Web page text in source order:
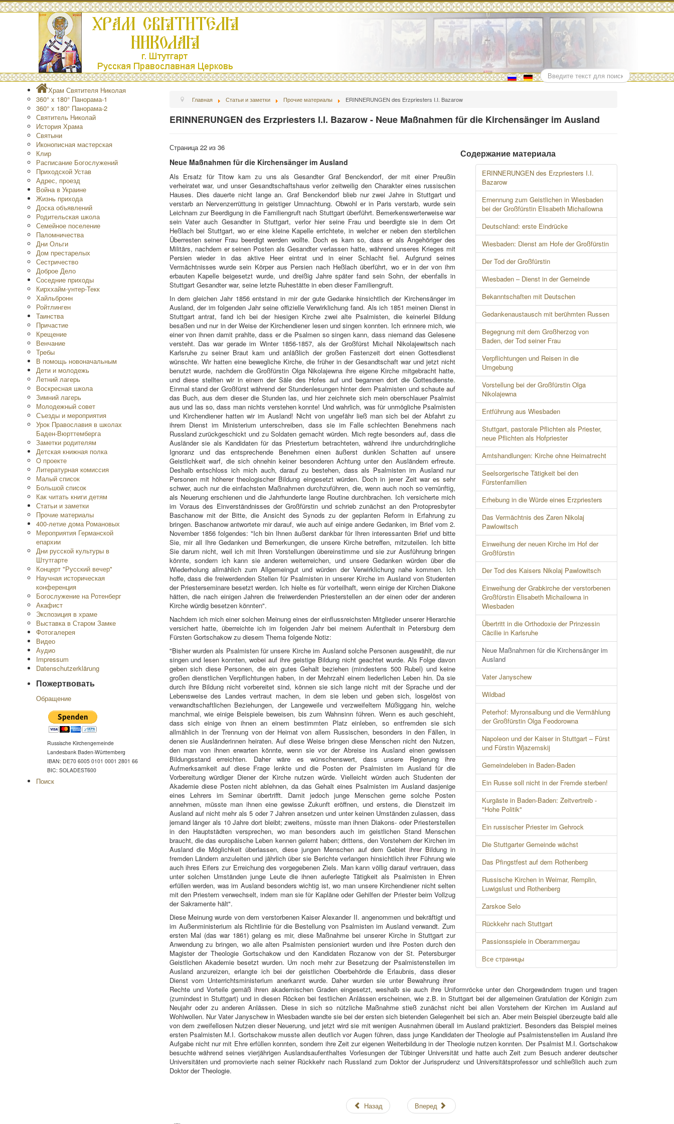
Поиск
Храм Святителя Николая
360° x 180° Панорама-1
360° x 180° Панорама-2
Святитель Николай
История Храма
Святыни
Иконописная мастерская
Клир
Расписание Богослужений
Приходской Устав
Адрес, проезд
Война в Украине
Жизнь прихода
Доска объявлений
Родительская школа
Семейное поселение
Паломничества
Дни Ольги
Дом престарелых
Сестричество
Доброе Дело
Соседние приходы
Кирххайм-унтер-Текк
Хайльбронн
Ройтлинген
Таинства
Причастие
Крещение
Венчание
Требы
В помощь новоначальным
Дети и молодежь
Летний лагерь
Воскресная школа
Зимний лагерь
Молодежный совет
Съезды и мероприятия
Урок Православия в школах
Баден-Вюрттемберга
Заметки родителям
Детская книжная полка
O проекте
Литературная комиссия
Малый список
Большой список
Как читать книги детям
Статьи и заметки
Прочие материалы
400-летие дома Романовых
Мероприятия Германской
епархии
Дни русской культуры в
Штутгарте
Концерт "Русский вечер"
Научная историческая
конференция
Богослужение на Ротенберг
Акафист
Экспозиция в храме
Выставка в Старом Замке
Фотогалерея
Видео
Аудио
Impressum
Datenschutzerklärung
Пожертвовать
Обращение
Russische Kirchengemeinde
Landesbank Baden-Württemberg
IBAN: DE70 6005 0101 0001 2801 66
BIC: SOLADEST600
Поиск
Главная Статьи и заметки Прочие материалы ERINNERUNGEN des Erzpriesters I.I. Bazarow
ERINNERUNGEN des Erzpriesters I.I. Bazarow - Neue Maßnahmen für die Kirchensänger im Ausland
Содержание материала
ERINNERUNGEN des Erzpriesters I.I.
Bazarow
Ernennung zum Geistlichen in Wiesbaden
bei der Großfürstin Elisabeth Michailowna
Deutschland: erste Eindrücke
Wiesbaden: Dienst am Hofe der Großfürstin
Der Tod der Großfürstin
Wiesbaden – Dienst in der Gemeinde
Bekanntschaften mit Deutschen
Gedankenaustausch mit berühmten Russen
Begegnung mit dem Großherzog von
Baden, der Tod seiner Frau
Verpflichtungen und Reisen in die
Umgebung
Vorstellung bei der Großfürstin Olga
Nikolajewna
Entführung aus Wiesbaden
Stuttgart, pastorale Pflichten als Priester,
neue Pflichten als Hofpriester
Amtshandlungen: Kirche ohne Heimatrecht
Seelsorgerische Tätigkeit bei den
Fürstenfamilien
Erhebung in die Würde eines Erzpriesters
Das Vermächtnis des Zaren Nikolaj
Pawlowitsch
Einweihung der neuen Kirche im Hof der
Großfürstin
Der Tod des Kaisers Nikolaj Pawlowitsch
Einweihung der Grabkirche der verstorbenen
Großfürstin Elisabeth Michailowna in
Wiesbaden
Übertritt in die Orthodoxie der Prinzessin
Cäcilie in Karlsruhe
Neue Maßnahmen für die Kirchensänger im
Ausland
Vater Janyschew
Wildbad
Peterhof: Myronsalbung und die Vermählung
der Großfürstin Olga Feodorowna
Napoleon und der Kaiser in Stuttgart – Fürst
und Fürstin Wjazemskij
Gemeindeleben in Baden-Baden
Ein Russe soll nicht in der Fremde sterben!
Kurgäste in Baden-Baden: Zeitvertreib -
"Hohe Politik"
Ein russischer Priester im Gehrock
Die Stuttgarter Gemeinde wächst
Das Pfingstfest auf dem Rothenberg
Russische Kirchen in Weimar, Remplin,
Luwigslust und Rothenberg
Zarskoe Selo
Rückkehr nach Stuttgart
Passionsspiele in Oberammergau
Все страницы
Страница 22 из 36
Neue Maßnahmen für die Kirchensänger im Ausland
Als Ersatz für Titow kam zu uns als Gesandter Graf Benckendorf, der mit einer Preußin
verheiratet war, und unser Gesandtschaftshaus verlor zeitweilig den Charakter eines russischen
Hauses. Dies dauerte nicht lange an. Graf Benckendorf blieb nur zwei Jahre in Stuttgart und
verstarb an Nervenzerrüttung in geistiger Umnachtung. Obwohl er in Paris verstarb, wurde sein
Leichnam zur Beerdigung in die Familiengruft nach Stuttgart überführt. Bemerkenswerterweise war
sein Vater auch Gesandter in Stuttgart, verlor hier seine Frau und beerdigte sie in dem Ort
Heßlach bei Stuttgart, wo er eine kleine Kapelle errichtete, in welcher er neben den sterblichen
Überresten seiner Frau beerdigt werden wollte. Doch es kam so, dass er als Angehöriger des
Militärs, nachdem er seinen Posten als Gesandter verlassen hatte, während unseres Krieges mit
Persien wieder in das aktive Heer eintrat und in einer Schlacht fiel. Aufgrund seines
Vermächtnisses wurde sein Körper aus Persien nach Heßlach überführt, wo er in der von ihm
erbauten Kapelle beigesetzt wurde, und dreißig Jahre später fand sein Sohn, der ebenfalls in
Stuttgart Gesandter war, seine letzte Ruhestätte in eben dieser Familiengruft.
In dem gleichen Jahr 1856 entstand in mir der gute Gedanke hinsichtlich der Kirchensänger im
Ausland, der im folgenden Jahr seine offizielle Verwirklichung fand. Als ich 1851 meinen Dienst in
Stuttgart antrat, fand ich bei der hiesigen Kirche zwei alte Psalmisten, die keinerlei Bildung
besaßen und nur in der Weise der Kirchendiener lesen und singen konnten. Ich erinnere mich, wie
einer von ihnen damit prahlte, dass er die Psalmen so singen kann, dass niemand das Gelesene
versteht. Das war gerade im Winter 1856-1857, als der Großfürst Michail Nikolajewitsch nach
Karlsruhe zu seiner Braut kam und anläßlich der großen Fastenzeit dort einen Gottesdienst
wünschte. Wir hatten eine bewegliche Kirche, die früher in der Gesandtschaft war und jetzt nicht
benutzt wurde, nachdem die Großfürstin Olga Nikolajewna ihre eigene Kirche mitgebracht hatte,
und diese stellten wir in einem der Säle des Hofes auf und begannen dort die Gottesdienste.
Einmal stand der Großfürst während der Stundenlesungen hinter dem Psalmisten und schaute auf
das Buch, aus dem dieser die Stunden las, und hier zeichnete sich mein oberschlauer Psalmist
aus und las so, dass man nichts verstehen konnte! Und wahrlich, was für unmögliche Psalmisten
und Kirchendiener hatten wir im Ausland! Nicht von ungefähr ließ man sich bei der Abfahrt zu
ihrem Dienst im Ministerium unterschreiben, dass sie im Falle schlechten Benehmens nach
Russland zurückgeschickt und zu Soldaten gemacht würden. Mich regte besonders auf, dass die
Ausländer sie als Kandidaten für das Priestertum betrachteten, während ihre undurchdringliche
Ignoranz und das entsprechende Benehmen einen äußerst dunklen Schatten auf unsere
Geistlichkeit warf, die sich ohnehin keiner besonderen Achtung unter den Ausländern erfreute.
Deshalb entschloss ich mich auch, darauf zu bestehen, dass als Psalmisten im Ausland nur
Personen mit höherer theologischer Bildung eingesetzt würden. Doch in jener Zeit war es sehr
schwer, auch nur die einfachsten Maßnahmen durchzuführen, die, wenn auch noch so vernünftig,
als Neuerung erschienen und die Jahrhunderte lange Routine durchbrachen. Ich versicherte mich
im Voraus des Einverständnisses der Großfürstin und schrieb zunächst an den Protopresbyter
Baschanow mit der Bitte, die Ansicht des Synods zu der geplanten Reform in Erfahrung zu
bringen. Baschanow antwortete mir darauf, wie auch auf einige andere Gedanken, im Brief vom 2.
November 1856 folgendes: "Ich bin Ihnen äußerst dankbar für Ihren interessanten Brief und bitte
Sie, mir all Ihre Gedanken und Bemerkungen, die unsere Kirche betreffen, mitzuteilen. Ich bitte
Sie darum nicht, weil ich mit Ihren Vorstellungen übereinstimme und sie zur Ausführung bringen
könnte, sondern ich kann sie anderen weiterreichen, und unsere Gedanken würden über die
Wiederholung allmählich zum Allgemeingut und würden der Verwirklichung nahe kommen. Ich
hoffe, dass die freiwerdenden Stellen für Psalmisten in unserer Kirche im Ausland von Studenten
der Priesterseminare besetzt werden. Ich hielte es für vorteilhaft, wenn einige der Kirchen Diakone
hätten, die nach einigen Jahren die freiwerdenden Priesterstellen an der einen oder der anderen
Kirche würdig besetzen könnten".
Nachdem ich mich einer solchen Meinung eines der einflussreichsten Mitglieder unserer Hierarchie
versichert hatte, überreichte ich im folgenden Jahr bei meinem Aufenthalt in Petersburg dem
Fürsten Gortschakow zu diesem Thema folgende Notiz:
"Bisher wurden als Psalmisten für unsere Kirche im Ausland solche Personen ausgewählt, die nur
singen und lesen konnten, wobei auf ihre geistige Bildung nicht geachtet wurde. Als Folge davon
geben sich diese Personen, die ein gutes Gehalt beziehen (mindestens 500 Rubel) und keine
großen dienstlichen Verpflichtungen haben, in der Mehrzahl einem liederlichen Leben hin. Da sie
durch ihre Bildung nicht vorbereitet sind, können sie sich lange nicht mit der Sprache und der
Lebensweise des Landes vertraut machen, in dem sie leben und geben sich, losgelöst von
verwandtschaftlichen Beziehungen, der Langeweile und verzweifeltem Müßiggang hin, welche
manchmal, wie einige Beispiele beweisen, bis zum Wahnsinn führen. Wenn es auch geschieht,
dass sich einige von ihnen an einem bestimmten Platz einleben, so entfremden sie sich
allmählich in der Trennung von der Heimat von allem Russischen, besonders in den Fällen, in
denen sie Ausländerinnen heiraten. Auf diese Weise bringen diese Menschen nicht den Nutzen,
den man von ihnen erwarten könnte, wenn sie vor der Abreise ins Ausland einen gewissen
Bildungsstand erreichten. Daher wäre es wünschenswert, dass unsere Regierung ihre
Aufmerksamkeit auf diese Frage lenkte und die Posten der Psalmisten im Ausland für die
Vorbereitung würdiger Diener der Kirche nutzen würde. Vielleicht würden auch Studenten der
Akademie diese Posten nicht ablehnen, da das Gehalt eines Psalmisten im Ausland dasjenige
eines Lehrers im Seminar übertrifft. Damit jedoch junge Menschen gerne solche Posten
annehmen, müsste man ihnen eine gewisse Zukunft eröffnen, und erstens, die Dienstzeit im
Ausland auf nicht mehr als 5 oder 7 Jahren ansetzen und unter keinen Umständen zulassen, dass
jemand länger als 10 Jahre dort bleibt; zweitens, müsste man ihnen Diakons- oder Priesterstellen
in den Hauptstädten versprechen, wo man besonders auch im geistlichen Stand Menschen
braucht, die das europäische Leben kennen gelernt haben; drittens, den Vorstehern der Kirchen im
Ausland die Möglichkeit überlassen, diese jungen Menschen auf dem Gebiet ihrer Bildung in
fremden Ländern anzuleiten und jährlich über sie Berichte verlangen hinsichtlich ihrer Führung wie
auch ihres Eifers zur Erreichung des vorgegebenen Ziels. Man kann völlig darauf vertrauen, dass
unter solchen Umständen junge Leute die ihnen auferlegte Tätigkeit als Psalmisten in Ehren
erfüllen werden, was im Ausland besonders wichtig ist, wo man unsere Kirchendiener nicht selten
mit den Priestern verwechselt, indem man sie für Kapläne oder Gehilfen der Priester beim Vollzug
der Sakramente hält".
Diese Meinung wurde von dem verstorbenen Kaiser Alexander II. angenommen und bekräftigt und
im Außenministerium als Richtlinie für die Bestellung von Psalmisten im Ausland verwandt. Zum
ersten Mal (das war 1861) gelang es mir, diese Maßnahme bei unserer Kirche in Stuttgart zur
Anwendung zu bringen, wo alle alten Psalmisten pensioniert wurden und ihre Posten durch den
Magister der Theologie Gortschakow und den Kandidaten Rozanow von der St. Petersburger
Geistlichen Akademie besetzt wurden. Um noch mehr zur Besetzung der Psalmistenstellen im
Ausland anzureizen, erlangte ich bei der geistlichen Oberbehörde die Erlaubnis, dass dieser
Dienst vom Unterrichtsministerium anerkannt wurde. Daher wurden sie unter Bewahrung ihrer
Rechte und Vorteile gemäß ihren akademischen Graden eingesetzt, weshalb sie auch ihre Uniformröcke unter den Chorgewändern trugen und tragen
(zumindest in Stuttgart) und in diesen Röcken bei festlichen Anlässen erscheinen, wie z.B. in Stuttgart bei der allgemeinen Gratulation der Königin zum
Neujahr oder zu anderen Anlässen. Diese in sich so nützliche Maßnahme stieß zunächst nicht bei allen Vorstehern der Kirchen im Ausland auf
Wohlwollen. Nur Vater Janyschew in Wiesbaden wandte sie bei der ersten sich bietenden Gelegenheit bei sich an. Aber mein Beispiel überzeugte bald alle
von dem zweifellosen Nutzen dieser Neuerung, und jetzt wird sie mit wenigen Ausnahmen überall im Ausland praktiziert. Besonders das Beispiel meines
ersten Psalmisten M.I. Gortschakow musste allen deutlich vor Augen führen, dass junge Kandidaten der Theologie auf Psalmistenstellen im Ausland ihre
Aufgabe nicht nur mit Ehre erfüllen konnten, sondern ihre Zeit zur eigenen Weiterbildung in der Theologie nutzen konnten. Der Psalmist M.I. Gortschakow
besuchte während seines vierjährigen Auslandsaufenthaltes Vorlesungen der Tübinger Universität und hatte auch Zeit zum Besuch anderer deutscher
Universitäten und promovierte nach seiner Rückkehr nach Russland zum Doktor der Jurisprudenz und Universitätsprofessor und schließlich auch zum
Doktor der Theologie.
Назад Вперед